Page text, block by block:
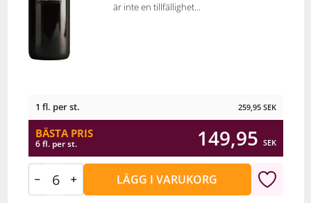
är inte en tillfällighet...
1 fl. per st. 259,95 SEK
BÄSTA PRIS
6 fl. per st. 149,95 SEK
LÄGG I VARUKORG